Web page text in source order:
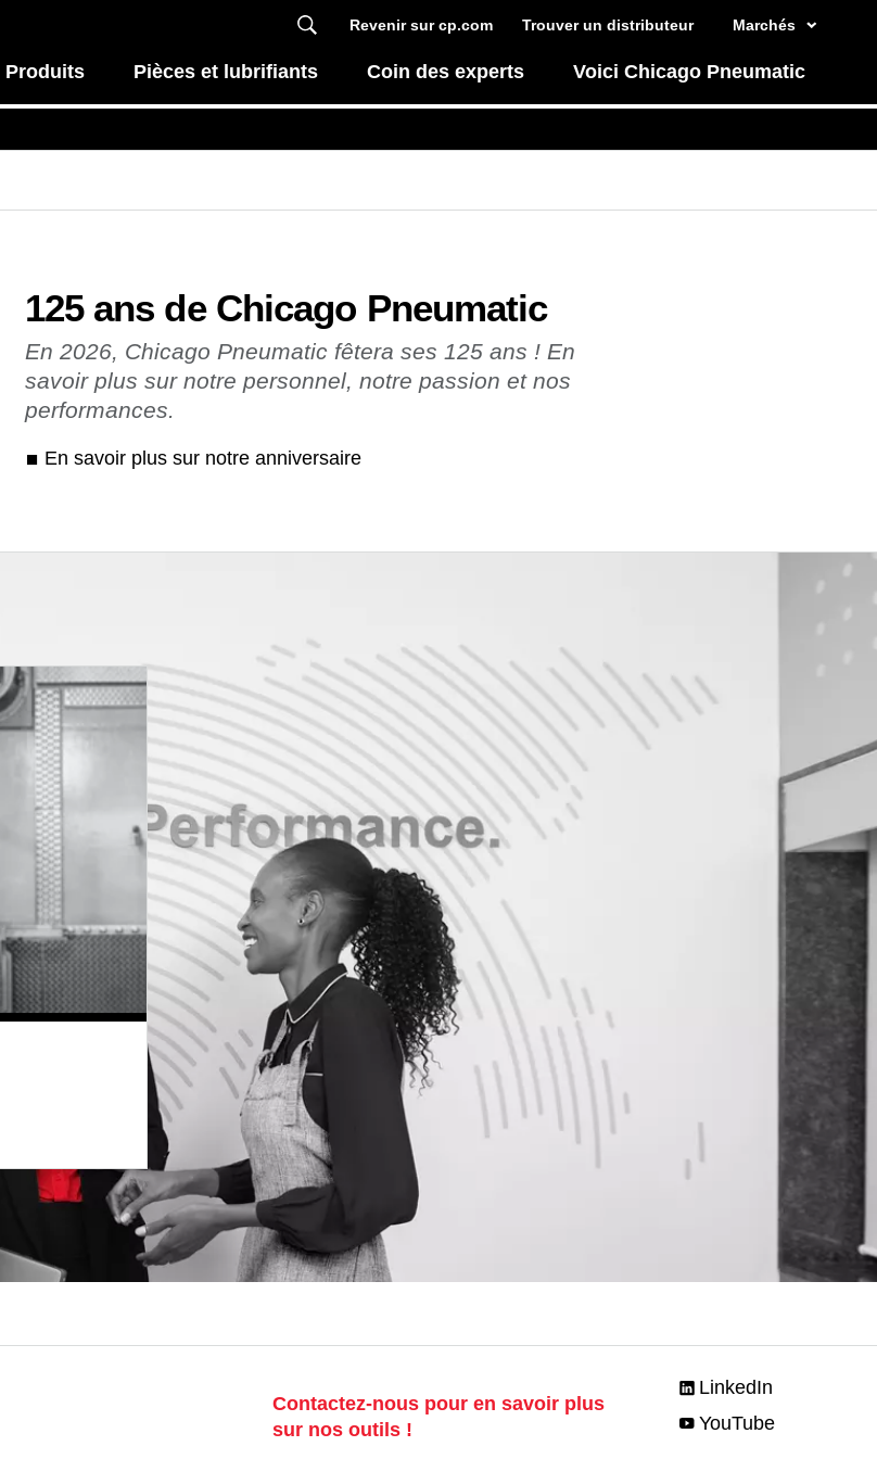
Marchés
Revenir sur cp.com Trouver un distributeur
Produits Pièces et lubrifiants Coin des experts Voici Chicago Pneumatic
125 ans de Chicago Pneumatic
En 2026, Chicago Pneumatic fêtera ses 125 ans ! En
savoir plus sur notre personnel, notre passion et nos
performances.
En savoir plus sur notre anniversaire
Contactez-nous pour en savoir plus
sur nos outils !
LinkedIn
YouTube